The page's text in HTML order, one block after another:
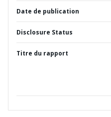
Date de publication
Disclosure Status
Titre du rapport